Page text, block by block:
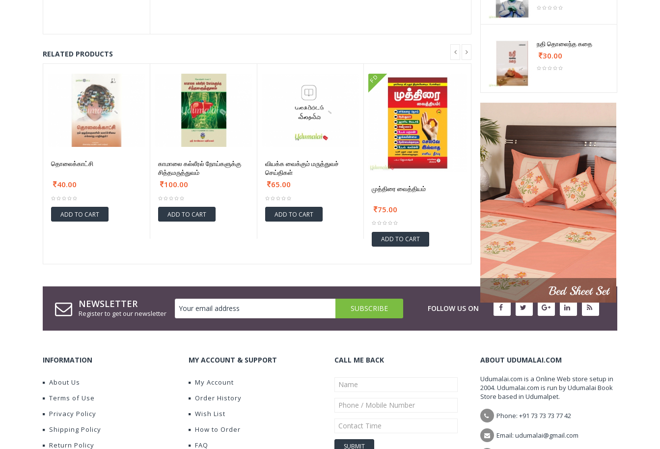
RELATED PRODUCTS
தொலைக்காட்சி
40.00
ADD TO CART
காமாலை கல்லீரல் நோய்களுக்கு
சித்தமருத்துவம்
100.00
ADD TO CART
வியக்க வைக்கும் மருத்துவச்
செய்திகள்
65.00
ADD TO CART
FD
முத்திரை வைத்தியம்
75.00
ADD TO CART
நதி தொலைந்த கதை
30.00
NEWSLETTER
Register to get our newsletter
FOLLOW US ON
INFORMATION
About Us
Terms of Use
Privacy Policy
Shipping Policy
Return Policy
MY ACCOUNT & SUPPORT
My Account
Order History
Wish List
How to Order
FAQ
CALL ME BACK ABOUT UDUMALAI.COM
Udumalai.com is a Online Web store setup in
2004. Udumalai.com is run by Udumalai Book
Store based in Udumalpet.
Phone: +91 73 73 73 77 42
Email: udumalai@gmail.com